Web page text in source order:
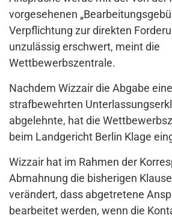
vorgesehenen
Verpflichtung zur direkten
unzulässig erschwert, meint die
Wettbewerbszentrale.
Nachdem Wizzair die Abgabe
strafbewehrten
abgelehnte, hat die
beim Landgericht Berlin Klage
Wizzair hat im Rahmen der
Abmahnung die bisherigen
verändert, dass abgetretene
bearbeitet werden, wenn die